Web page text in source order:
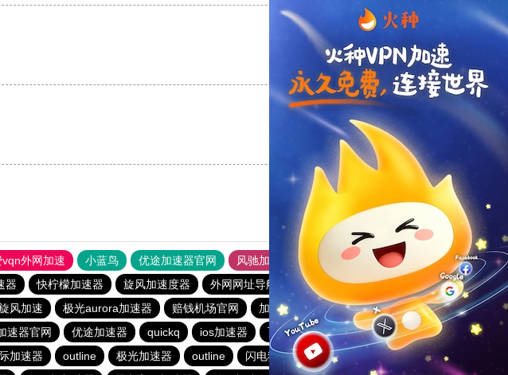
支持 [0] 反对[0]
支持
外网加速 小蓝鸟 优途加速器官网 风驰加速器
旋风加速器
器 快柠檬加速器 旋风加速度器 外网网址导航 软件中心 雷霆加速
狂飙加速器
风加速 极光aurora加速器 赔钱机场官网 加速器旋风
twitter加速器
速器官网 优途加速器 quickq ios加速器 飞驰加速器15分钟试用
香蕉加速器官网
加速器 outline 极光加速器 outline 闪电猫加速器
雷霆加速免费永久